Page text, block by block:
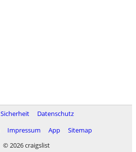
Sicherheit
Datenschutz
Impressum App
Sitemap
© 2026 craigslist